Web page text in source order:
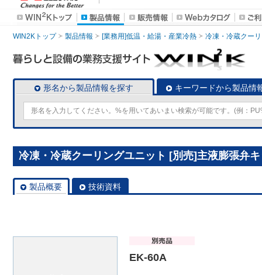
WIN2Kトップ 製品情報 [業務用]低温・給湯・産業冷熱 冷凍・冷蔵クー
形名から製品情報を探す キーワードから製品情
冷凍・冷蔵クーリングユニット [別売]主液膨張弁
製品概要 技術資料
EK-60A